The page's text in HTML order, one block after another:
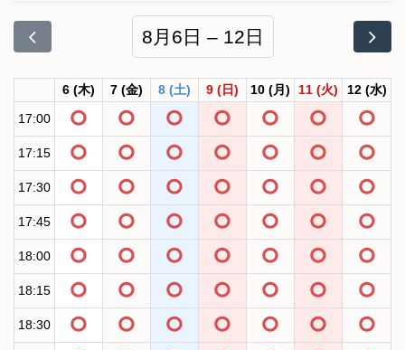
8月6日 – 12日
6 (木) 7 (金) 8 (土) 9 (日) 10 (月) 11 (火) 12 (水)
17:00
17:15
17:30
17:45
18:00
18:15
18:30